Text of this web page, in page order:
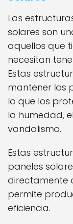
Las
solares son
aquellos que
necesitan
Estas
mantener los
lo que los
la humedad,
vandalismo.
Estas
paneles
directamente
permite
eficiencia.